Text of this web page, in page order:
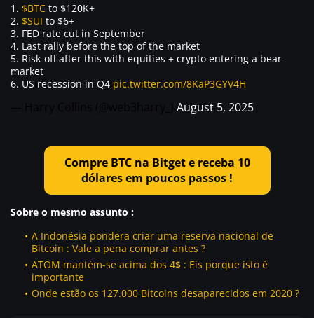
1. $BTC to $120K+
2. $SUI to $6+
3. FED rate cut in September
4. Last rally before the top of the market
5. Risk-off after this with equities + crypto entering a bear
market
6. US recession in Q4 pic.twitter.com/8KaP3GYV4H
August 5, 2025
Compre BTC na Bitget e receba 10
dólares em poucos passos !
Sobre o mesmo assunto :
A Indonésia pondera criar uma reserva nacional de
Bitcoin : Vale a pena comprar antes ?
ATOM mantém-se acima dos 4$ : Eis porque isto é
importante
Onde estão os 127.000 Bitcoins desaparecidos em 2020 ?